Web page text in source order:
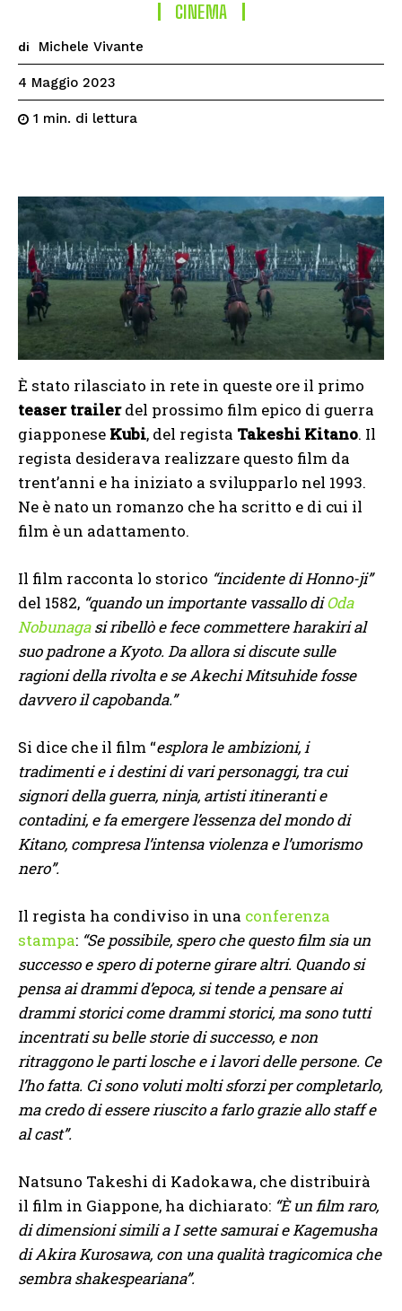
CINEMA
di Michele Vivante
4 Maggio 2023
1 min. di lettura
È stato rilasciato in rete in queste ore il primo
teaser trailerdel prossimo film epico di guerra
giapponese Kubi, del regista Takeshi Kitano. Il
regista desiderava realizzare questo film da
trent’anni e ha iniziato a svilupparlo nel 1993.
Ne è nato un romanzo che ha scritto e di cui il
film è un adattamento.
Il film racconta lo storico “incidente di Honno-ji”
del 1582, “quando un importante vassallo diOda
Nobunagasi ribellò e fece commettere harakiri al
suo padrone a Kyoto.Da allora si discute sulle
ragioni della rivolta e se Akechi Mitsuhide fosse
davvero il capobanda.”
Si dice che il film “esplora le ambizioni, i
tradimenti e i destini di vari personaggi, tra cui
signori della guerra, ninja, artisti itineranti e
contadini, e fa emergere l’essenza del mondo di
Kitano, compresa l’intensa violenza e l’umorismo
nero”.
Il regista ha condiviso in una conferenza
stampa: “Se possibile, spero che questo film sia un
successo e spero di poterne girare altri. Quando si
pensa ai drammi d’epoca, si tende a pensare ai
drammi storici come drammi storici, ma sono tutti
incentrati su belle storie di successo, e non
ritraggono le parti losche e i lavori delle persone. Ce
l’ho fatta. Ci sono voluti molti sforzi per completarlo,
ma credo di essere riuscito a farlo grazie allo staff e
al cast”.
Natsuno Takeshi di Kadokawa, che distribuirà
il film in Giappone, ha dichiarato: “È un film raro,
di dimensioni simili a I sette samurai e Kagemusha
di Akira Kurosawa, con una qualità tragicomica che
sembra shakespeariana”.